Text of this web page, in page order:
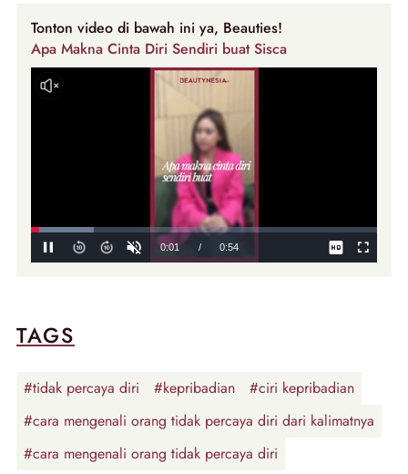
Tonton video di bawah ini ya, Beauties!
Apa Makna Cinta Diri Sendiri buat Sisca
TAGS
#tidak percaya diri #kepribadian
#ciri kepribadian
#cara mengenali orang tidak percaya diri dari kalimatnya
#cara mengenali orang tidak percaya diri